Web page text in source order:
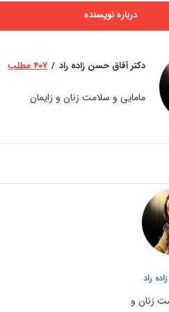
درباره نویسنده
دکتر آفاق حسن زاده راد ۴۰۷ مطلب
مامایی و سلامت زنان و زایمان
راد
زنان و